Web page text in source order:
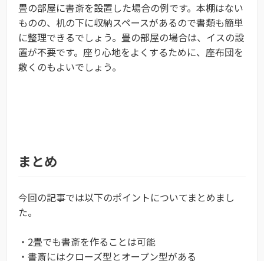
畳の部屋に書斎を設置した場合の例です。本棚はない
ものの、机の下に収納スペースがあるので書類も簡単
に整理できるでしょう。畳の部屋の場合は、イスの設
置が不要です。座り心地をよくするために、座布団を
敷くのもよいでしょう。
まとめ
今回の記事では以下のポイントについてまとめまし
た。
・2畳でも書斎を作ることは可能
・書斎にはクローズ型とオープン型がある